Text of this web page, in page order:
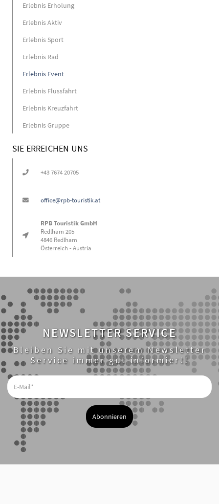
Erlebnis Erholung
Erlebnis Aktiv
Erlebnis Sport
Erlebnis Rad
Erlebnis Event
Erlebnis Flussfahrt
Erlebnis Kreuzfahrt
Erlebnis Gruppe
SIE ERREICHEN UNS
+43 7674 20705
office@rpb-touristik.at
RPB Touristik GmbH
Redlham 205
4846 Redlham
Österreich - Austria
NEWSLETTER SERVICE
Bleiben Sie mit unserem Newsletter
Service immer gut informiert!